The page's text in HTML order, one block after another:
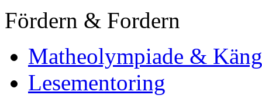
Fördern & Fordern
Matheolympiade &
Lesementoring